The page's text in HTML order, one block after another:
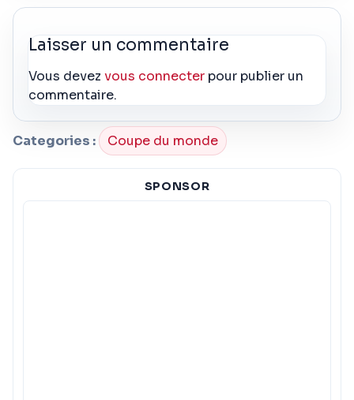
Laisser un commentaire
Vous devezvous connecter pour publier un
commentaire.
Categories : Coupe du monde
SPONSOR